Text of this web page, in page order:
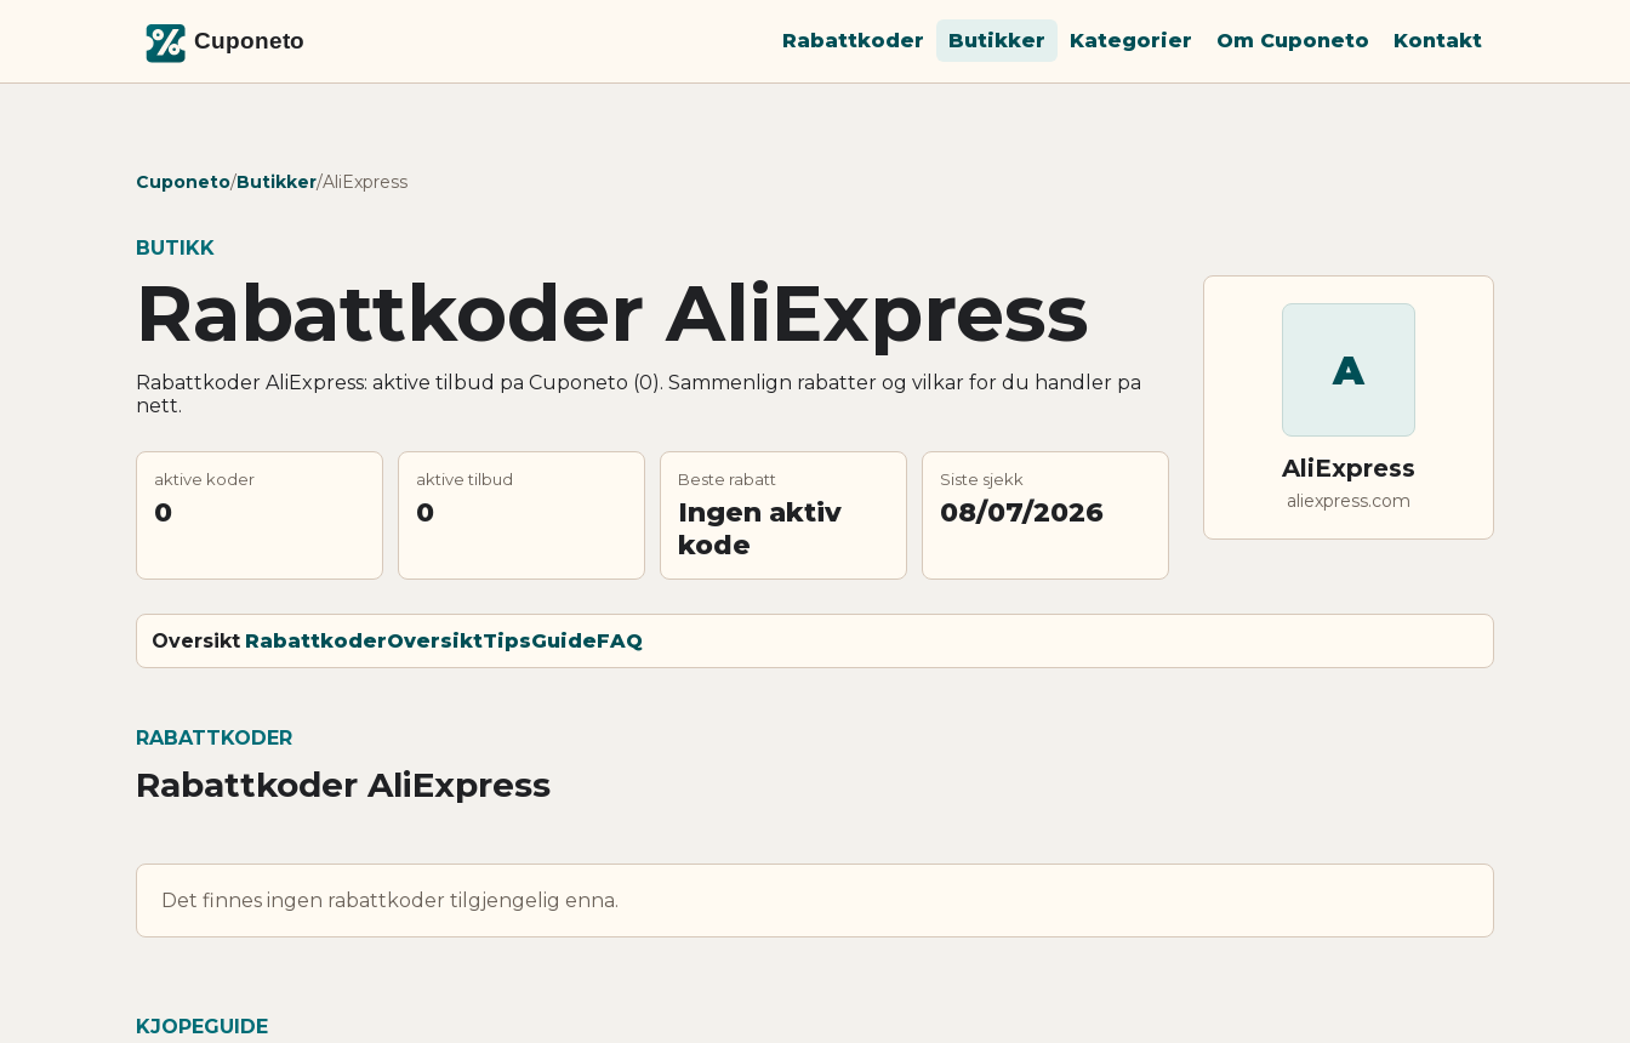
Rabattkoder Butikker Kategorier Om Cuponeto Kontakt
Cuponeto/Butikker/AliExpress
BUTIKK
Rabattkoder AliExpress
Rabattkoder AliExpress: aktive tilbud pa Cuponeto (0). Sammenlign rabatter og vilkar for du handler pa
nett.
aktive koder
0
aktive tilbud
0
Beste rabatt
Ingen aktiv
kode
Siste sjekk
08/07/2026
A
AliExpress
aliexpress.com
Oversikt RabattkoderOversiktTipsGuideFAQ
RABATTKODER
Rabattkoder AliExpress
Det finnes ingen rabattkoder tilgjengelig enna.
KJOPEGUIDE